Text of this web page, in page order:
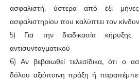
ασφαλιστή, ύστερα από έξι
ασφαλιστηρίου που καλύπτει τον
5) Για την διαδικασία
αντισυνταγματικού
6) Αν βεβαιωθεί τελεσίδικα, ότι ο
δόλου αξιόποινη πράξη ή